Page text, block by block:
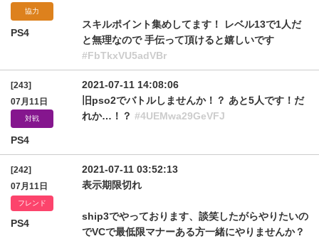
協力
PS4
スキルポイント集めしてます！ レベル13で1人だ
と無理なので 手伝って頂けると嬉しいです
#FbTkxVU5adVBr
[243]
07月11日
対戦
PS4
2021-07-11 14:08:06
旧pso2でバトルしませんか！？ あと5人です！だ
れか…！？ #4UEMwa29GeVFJ
[242]
07月11日
フレンド
PS4
2021-07-11 03:52:13
表示期限切れ
ship3でやっております、談笑したがらやりたいの
でVCで最低限マナーある方一緒にやりませんか？